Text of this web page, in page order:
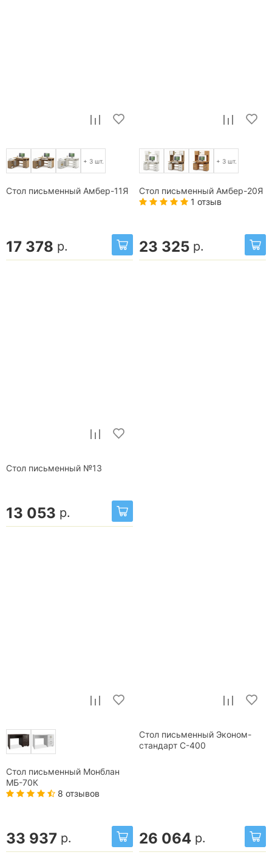
+ 3 шт.
Стол письменный Амбер-11Я
17 378 р.
+ 3 шт.
Стол письменный Амбер-20Я
1 отзыв
23 325 р.
Стол письменный №13
13 053 р.
Стол письменный Монблан
МБ-70К
8 отзывов
33 937 р.
Стол письменный Эконом-
стандарт С-400
26 064 р.